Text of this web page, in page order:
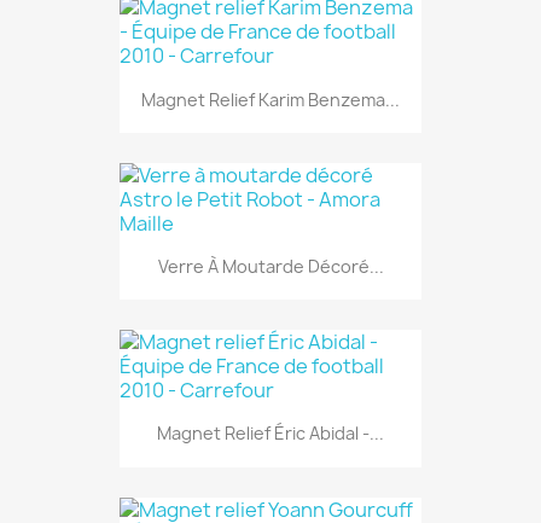
Magnet Relief Karim Benzema...
Verre À Moutarde Décoré...
Magnet Relief Éric Abidal -...